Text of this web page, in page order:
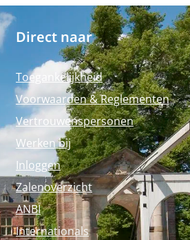
Direct naar
Toegankelijkheid
Voorwaarden & Reglementen
Vertrouwenspersonen
Werken bij
Inloggen
Zalenoverzicht
ANBI
Internationals